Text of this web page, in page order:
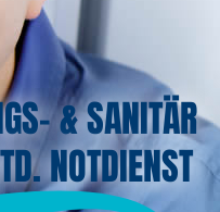
& SANITÄR
NOTDIENST